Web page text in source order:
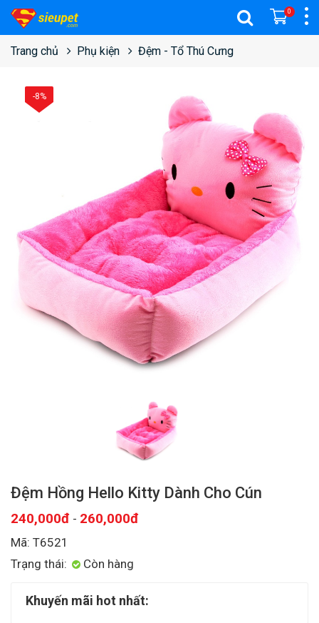
0
Trang chủ Phụ kiện Đệm - Tổ Thú Cưng
-8%
Đệm Hồng Hello Kitty Dành Cho Cún
240,000đ - 260,000đ
Mã: T6521
Trạng thái:
Còn hàng
Khuyến mãi hot nhất: